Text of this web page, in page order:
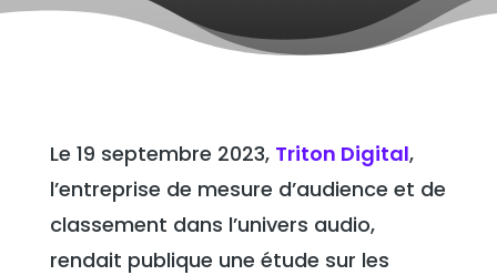
Le 19 septembre 2023, Triton Digital,
l’entreprise de mesure d’audience et de
classement dans l’univers audio,
rendait publique une étude sur les